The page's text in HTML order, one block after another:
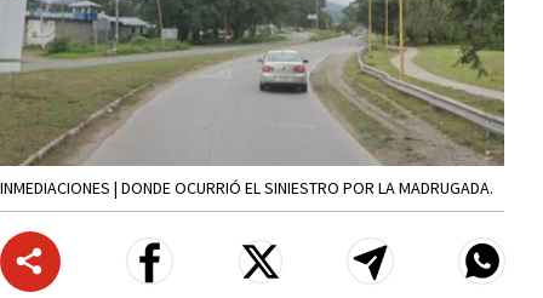
INMEDIACIONES | DONDE OCURRIÓ EL SINIESTRO POR LA MADRUGADA.